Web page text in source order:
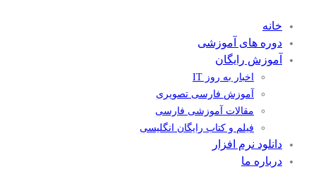
خانه
دوره های آموزشی
آموزش رایگان
اخبار به روز IT
آموزش فارسی تصویری
مقالات آموزشی فارسی
فیلم و کتاب رایگان انگلیسی
دانلود نرم افزار
درباره ما